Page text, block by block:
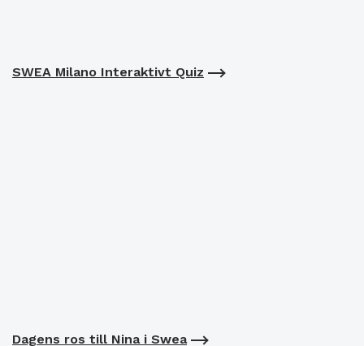
SWEA Milano Interaktivt Quiz
Dagens ros till Nina i Swea